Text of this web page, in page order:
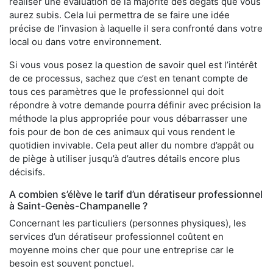
aurez subis. Cela lui permettra de se faire une idée
précise de l’invasion à laquelle il sera confronté dans votre
local ou dans votre environnement.
Si vous vous posez la question de savoir quel est l’intérêt
de ce processus, sachez que c’est en tenant compte de
tous ces paramètres que le professionnel qui doit
répondre à votre demande pourra définir avec précision la
méthode la plus appropriée pour vous débarrasser une
fois pour de bon de ces animaux qui vous rendent le
quotidien invivable. Cela peut aller du nombre d’appât ou
de piège à utiliser jusqu’à d’autres détails encore plus
décisifs.
A combien s’élève le tarif d’un dératiseur professionnel
à Saint-Genès-Champanelle ?
Concernant les particuliers (personnes physiques), les
services d’un dératiseur professionnel coûtent en
moyenne moins cher que pour une entreprise car le
besoin est souvent ponctuel.